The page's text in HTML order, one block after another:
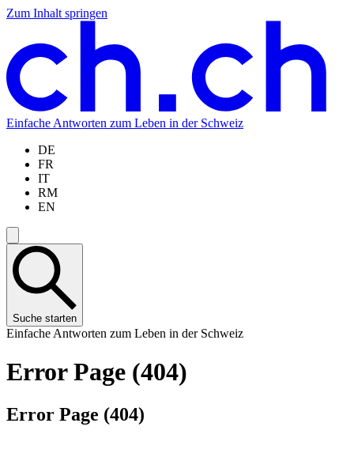
Zum Inhalt springen
Zum
springen
Zur
springen
Zur
springen
Zur
springen
Einfache Antworten zum Leben in der Schweiz
DE
FR
IT
RM
EN
Suche starten
Einfache Antworten zum Leben in der Schweiz
Error Page (404)
Error Page (404)